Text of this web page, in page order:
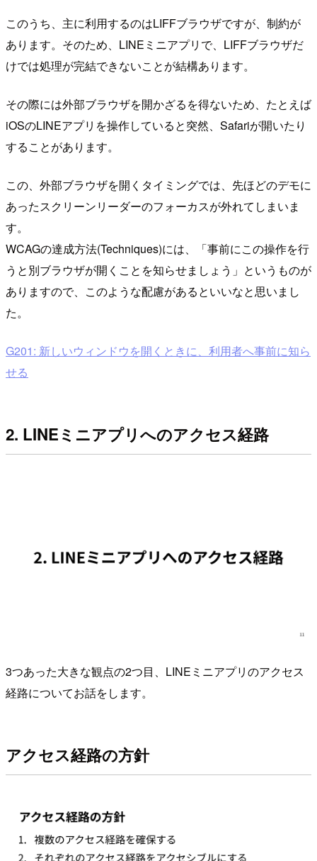
このうち、主に利用するのはLIFFブラウザですが、制約が
あります。そのため、LINEミニアプリで、LIFFブラウザだ
けでは処理が完結できないことが結構あります。
その際には外部ブラウザを開かざるを得ないため、たとえば
iOSのLINEアプリを操作していると突然、Safariが開いたり
することがあります。
この、外部ブラウザを開くタイミングでは、先ほどのデモに
あったスクリーンリーダーのフォーカスが外れてしまいま
す。
WCAGの達成方法(Techniques)には、「事前にこの操作を行
うと別ブラウザが開くことを知らせましょう」というものが
ありますので、このような配慮があるといいなと思いまし
た。
G201: 新しいウィンドウを開くときに、利用者へ事前に知ら
せる
2. LINEミニアプリへのアクセス経路
3つあった大きな観点の2つ目、LINEミニアプリのアクセス
経路についてお話をします。
アクセス経路の方針